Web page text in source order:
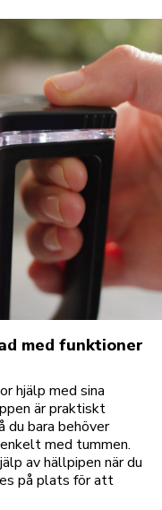
med funktioner
hjälp med sina
är praktiskt
du bara behöver
med tummen.
av hällpipen när du
på plats för att